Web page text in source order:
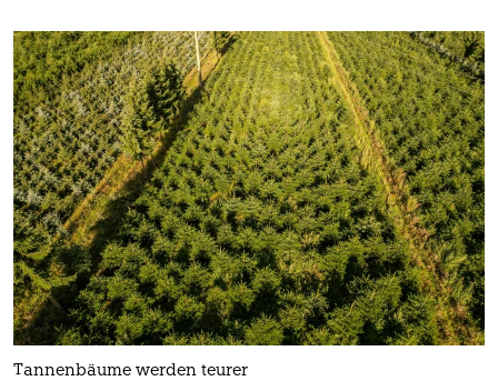
Tannenbäume werden teurer